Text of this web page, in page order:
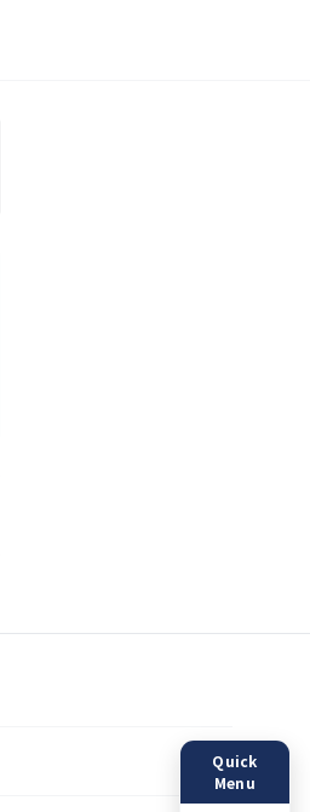
Quick
Menu